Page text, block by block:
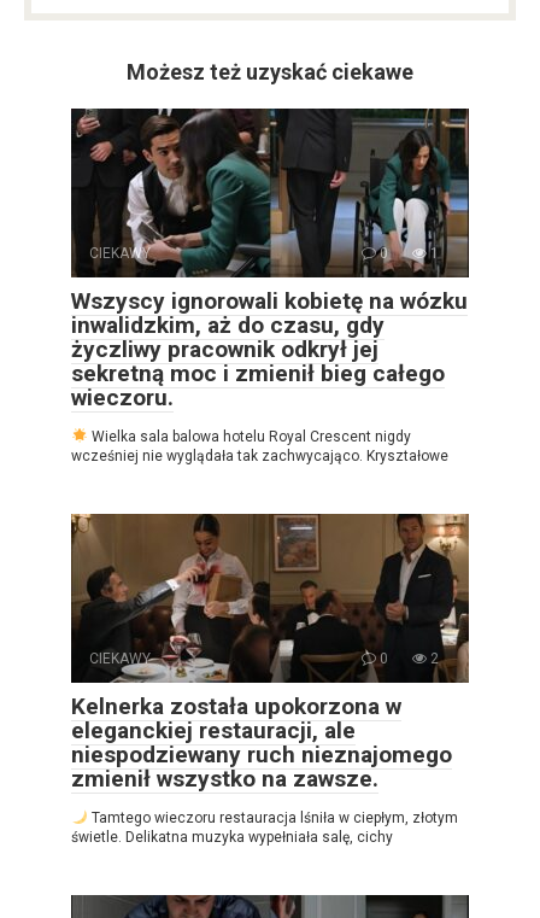
Możesz też uzyskać ciekawe
CIEKAWY 0 1
Wszyscy ignorowali kobietę na wózku
inwalidzkim, aż do czasu, gdy
życzliwy pracownik odkrył jej
sekretną moc i zmienił bieg całego
wieczoru.
Wielka sala balowa hotelu Royal Crescent nigdy
wcześniej nie wyglądała tak zachwycająco. Kryształowe
CIEKAWY 0 2
Kelnerka została upokorzona w
eleganckiej restauracji, ale
niespodziewany ruch nieznajomego
zmienił wszystko na zawsze.
Tamtego wieczoru restauracja lśniła w ciepłym, złotym
świetle. Delikatna muzyka wypełniała salę, cichy